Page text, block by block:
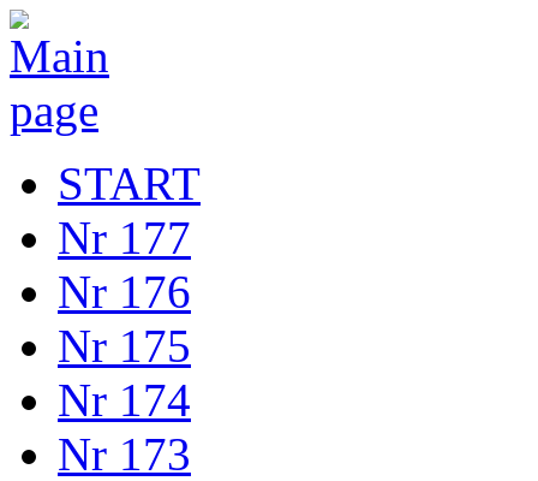
START
Nr 177
Nr 176
Nr 175
Nr 174
Nr 173